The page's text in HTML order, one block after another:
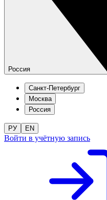
Россия
Санкт-Петербург
Москва
Россия
РУ EN
Войти в учётную запись